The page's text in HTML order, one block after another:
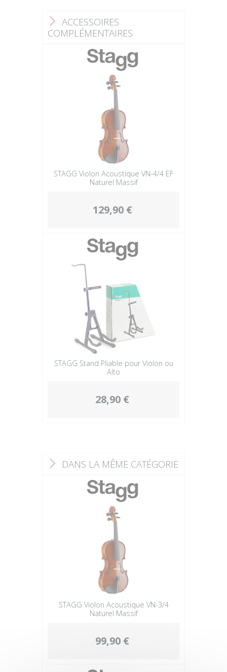
F ACCESSOIRES
COMPLÉMENTAIRES
STAGG Violon Acoustique VN-4/4 EF
Naturel Massif
129,90 €
STAGG Stand Pliable pour Violon ou
Alto
28,90 €
F DANS LA MÊME CATÉGORIE
STAGG Violon Acoustique VN-3/4
Naturel Massif
99,90 €